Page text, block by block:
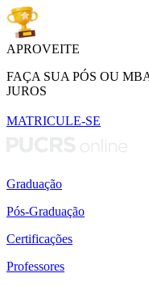
APROVEITE
FAÇA SUA PÓS OU
JUROS
MATRICULE-SE
Graduação
Pós-Graduação
Certificações
Professores